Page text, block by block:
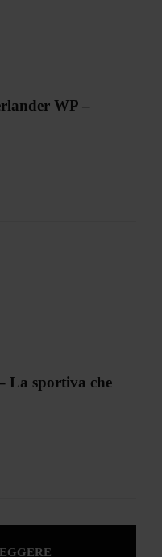
WP –
La sportiva che